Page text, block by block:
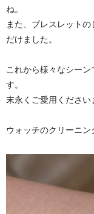
ね。
また、ブレスレット
だけました。
これから様々なシー
す。
末永くご愛用ください
ウォッチのクリーニン